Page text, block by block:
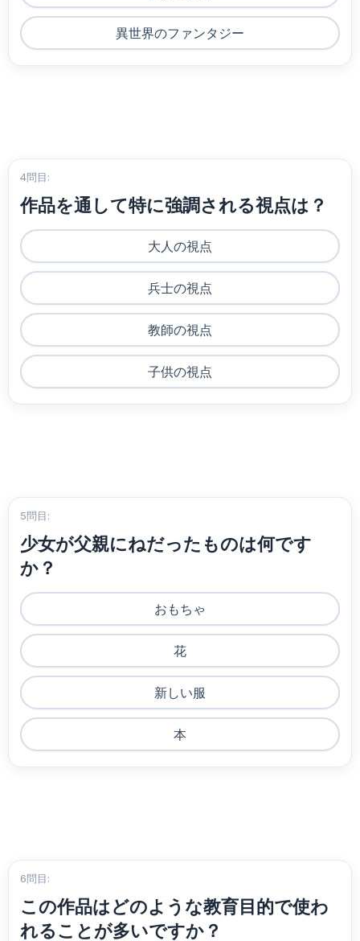
異世界のファンタジー
4問目:
作品を通して特に強調される視点は？
大人の視点
兵士の視点
教師の視点
子供の視点
5問目:
少女が父親にねだったものは何です
か？
おもちゃ
花
新しい服
本
6問目:
この作品はどのような教育目的で使わ
れることが多いですか？